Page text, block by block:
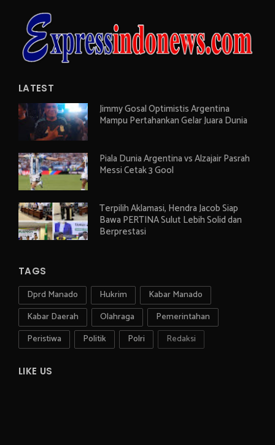
LATEST
Jimmy Gosal Optimistis Argentina
Mampu Pertahankan Gelar Juara Dunia
Piala Dunia Argentina vs Alzajair Pasrah
Messi Cetak 3 Gool
Terpilih Aklamasi, Hendra Jacob Siap
Bawa PERTINA Sulut Lebih Solid dan
Berprestasi
TAGS
Dprd Manado Hukrim
Kabar Manado
Kabar Daerah
Olahraga
Pemerintahan
Peristiwa
Politik Polri Redaksi
LIKE US